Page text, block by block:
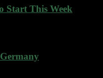
Start This Week